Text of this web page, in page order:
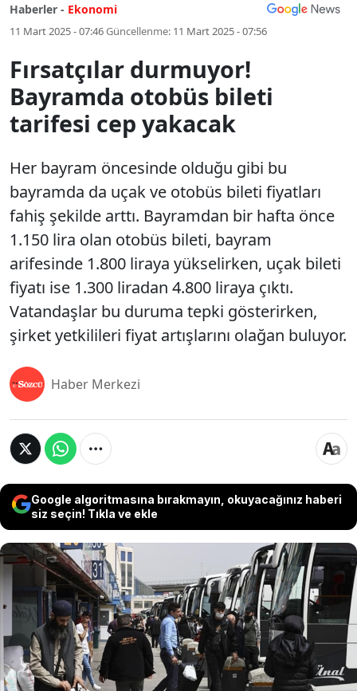
Haberler - Ekonomi
11 Mart 2025 - 07:46Güncellenme: 11 Mart 2025 - 07:56
Fırsatçılar durmuyor!
Bayramda otobüs bileti
tarifesi cep yakacak
Her bayram öncesinde olduğu gibi bu
bayramda da uçak ve otobüs bileti fiyatları
fahiş şekilde arttı. Bayramdan bir hafta önce
1.150 lira olan otobüs bileti, bayram
arifesinde 1.800 liraya yükselirken, uçak bileti
fiyatı ise 1.300 liradan 4.800 liraya çıktı.
Vatandaşlar bu duruma tepki gösterirken,
şirket yetkilileri fiyat artışlarını olağan buluyor.
Haber Merkezi
Google algoritmasına bırakmayın, okuyacağınız haberi
siz seçin! Tıkla ve ekle
Her bayram öncesinde olduğu gibi bu bayramda
da uçak ve otobüs bileti fiyatları fahiş şekilde arttı.
Bayramdan bir hafta önce 1.150 lira olan otobüs
bileti, bayram arifesinde 1.800 liraya yükselirken,
uçak bileti fiyatı ise 1.300 liradan 4.800 liraya çıktı.
Vatandaşlar bu duruma tepki gösterirken, şirket